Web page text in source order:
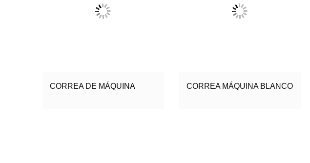
CORREA DE MÁQUINA CORREA MÁQUINA BLANCO